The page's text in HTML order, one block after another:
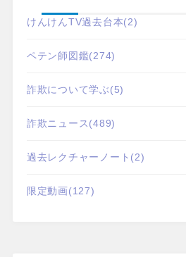
けんけんTV過去台本(2)
ペテン師図鑑(274)
詐欺について学ぶ(5)
詐欺ニュース(489)
過去レクチャーノート (2)
限定動画(127)